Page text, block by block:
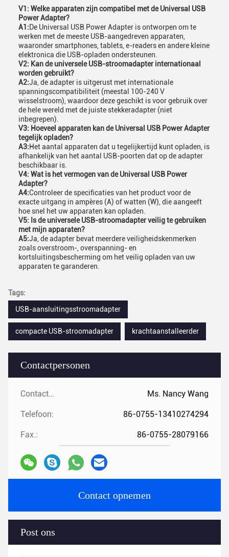
Contactpersonen
Contactpersonen: Ms. Nancy Wang
Telefoon: 86-0755-13410274294
Fax.: 86-0755-28079166
Contact opnemen
Post ons
V1: Welke apparaten zijn compatibel met de Universal USB
Power Adapter?
A1:De Universal USB Power Adapter is ontworpen om te
werken met de meeste USB-aangedreven apparaten,
waaronder smartphones, tablets, e-readers en andere kleine
elektronica die USB-opladen ondersteunen.
V2: Kan de universele USB-stroomadapter internationaal
worden gebruikt?
A2:Ja, de adapter is uitgerust met internationale
spanningscompatibiliteit (meestal 100-240 V
wisselstroom), waardoor deze geschikt is voor gebruik over
de hele wereld met de juiste stekkeradapter (niet
inbegrepen).
V3: Hoeveel apparaten kan de Universal USB Power Adapter
tegelijk opladen?
A3:Het aantal apparaten dat u tegelijkertijd kunt opladen, is
afhankelijk van het aantal USB-poorten dat op de adapter
beschikbaar is.
V4: Wat is het vermogen van de Universal USB Power
Adapter?
A4:Controleer de specificaties van het product voor de
exacte uitgang in ampères (A) of watten (W), die aangeeft
hoe snel het uw apparaten kan opladen.
V5: Is de universele USB-stroomadapter veilig te gebruiken
met mijn apparaten?
A5:Ja, de adapter bevat meerdere veiligheidskenmerken
zoals overstroom-, overspanning- en
kortsluitingsbescherming om het veilig opladen van uw
apparaten te garanderen.
Tags:
USB-aansluitingsstroomadapter
compacte USB-stroomadapter krachtaanstalleerder